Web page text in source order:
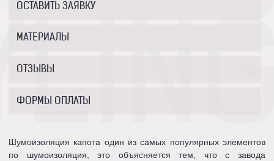
ОСТАВИТЬ ЗАЯВКУ
МАТЕРИАЛЫ
ОТЗЫВЫ
ФОРМЫ ОПЛАТЫ
Шумоизоляция капота один из самых популярных элементов
по шумоизоляция, это объясняется тем, что с завода